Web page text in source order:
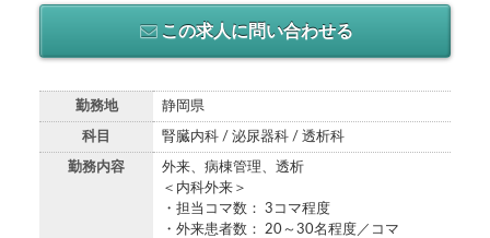
この求人に問い合わせる
勤務地 静岡県
科目 腎臓内科 / 泌尿器科 / 透析科
勤務内容
外来、病棟管理、透析
＜内科外来＞
・担当コマ数： 3コマ程度
・外来患者数： 20～30名程度／コマ